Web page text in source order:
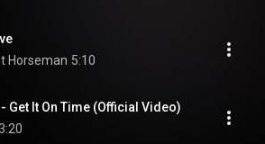
Horseman 5:10
Get It On Time (Official Video)